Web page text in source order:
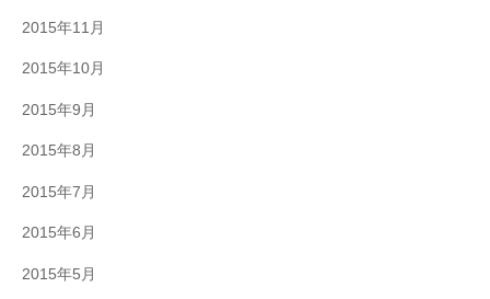
2015年11月
2015年10月
2015年9月
2015年8月
2015年7月
2015年6月
2015年5月